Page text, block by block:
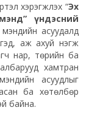
хэрэгжүүлэх “Эх
үндэсний
мэндийн асуудалд
аж ахуй нэгж
нар, төрийн ба
хамтран
асуудлыг
ба хөтөлбөр
байна.